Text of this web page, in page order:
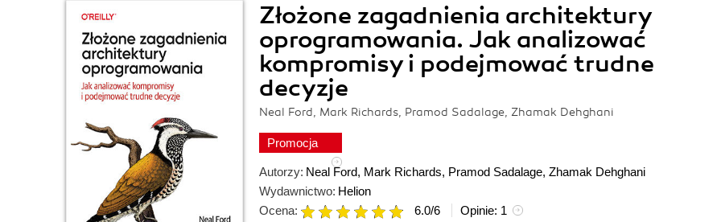
Złożone zagadnienia architektury
oprogramowania. Jak analizować
kompromisy i podejmować trudne
decyzje
Neal Ford, Mark Richards, Pramod Sadalage, Zhamak Dehghani
Promocja
Autorzy: Neal Ford, Mark Richards, Pramod Sadalage, Zhamak Dehghani
Wydawnictwo: Helion
Ocena:
6.0/6 Opinie: 1